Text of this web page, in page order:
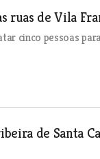
ruas de Vila
cinco pessoas
de Santa